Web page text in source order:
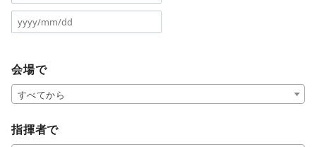
会場で
すべてから
指揮者で